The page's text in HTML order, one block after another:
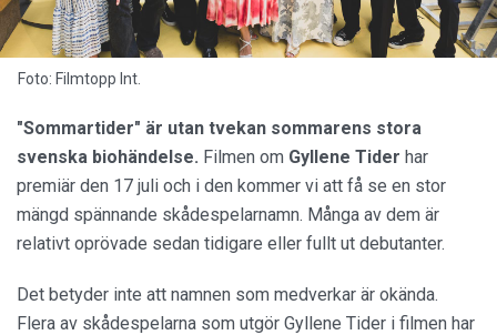
Foto: Filmtopp Int.
"Sommartider" är utan tvekan sommarens stora
svenska biohändelse. Filmen om Gyllene Tider har
premiär den 17 juli och i den kommer vi att få se en stor
mängd spännande skådespelarnamn. Många av dem är
relativt oprövade sedan tidigare eller fullt ut debutanter.
Det betyder inte att namnen som medverkar är okända.
Flera av skådespelarna som utgör Gyllene Tider i filmen har